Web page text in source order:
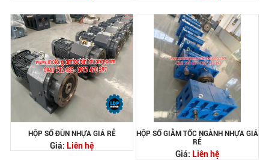
HỘP SỐ ĐÙN NHỰA GIÁ RẺ
Giá: Liên hệ
HỘP SỐ GIẢM TỐC NGÀNH NHỰA GIÁ
RẺ
Giá: Liên hệ